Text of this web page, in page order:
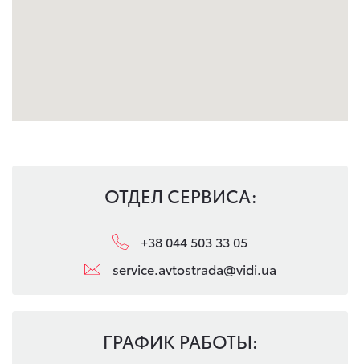
ОТДЕЛ СЕРВИСА:
+38 044 503 33 05
service.avtostrada@vidi.ua
ГРАФИК РАБОТЫ: